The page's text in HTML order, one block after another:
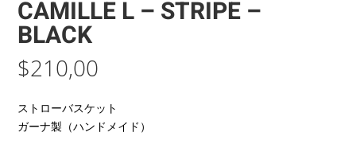
CAMILLE L – STRIPE –
BLACK
$210,00
ストローバスケット
ガーナ製（ハンドメイド）